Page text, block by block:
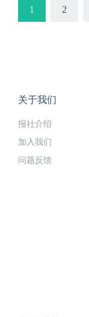
1 2
关于我们
报社介绍
加入我们
问题反馈